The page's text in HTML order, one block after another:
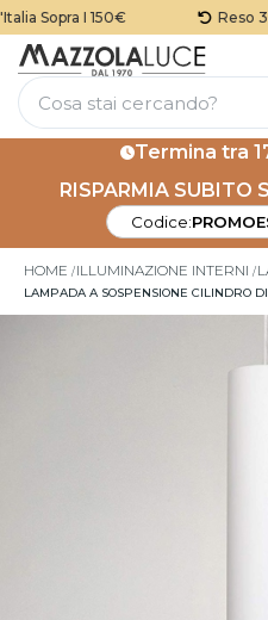
Sopra I 150€ Reso 30
Termina tra
RISPARMIA SUBITO
Codice:
HOME ILLUMINAZIONE INTERNI
LAMPADA A SOSPENSIONE CILINDRO